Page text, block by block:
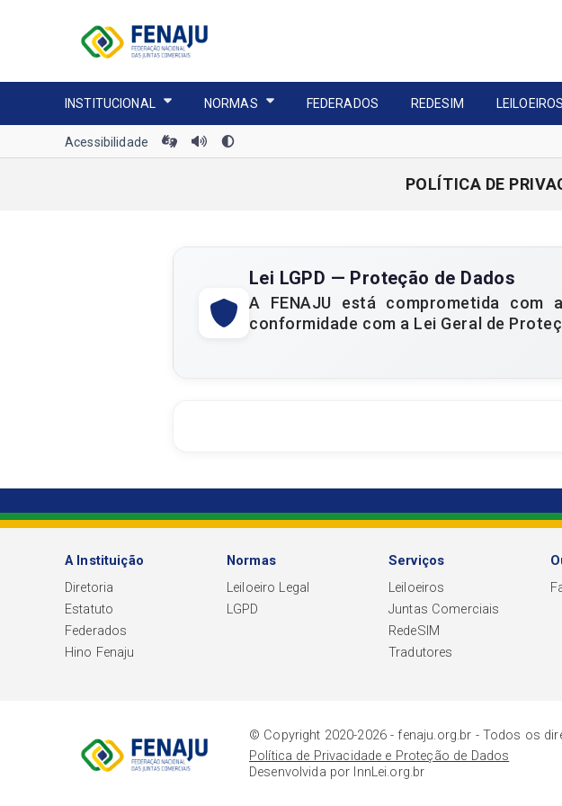
INSTITUCIONAL NORMAS FEDERADOS REDESIM
Acessibilidade
POLÍTICA DE
Lei LGPD — Proteção de Dados
A FENAJU está comprometida com
conformidade com a Lei Geral de
A Instituição
Diretoria
Estatuto
Federados
Hino Fenaju
Normas
Leiloeiro Legal
LGPD
Serviços
Leiloeiros
Juntas Comerciais
RedeSIM
Tradutores
© Copyright 2020-2026 - fenaju.org.br - Todos os
Política de Privacidade e Proteção de Dados
Desenvolvida por InnLei.org.br